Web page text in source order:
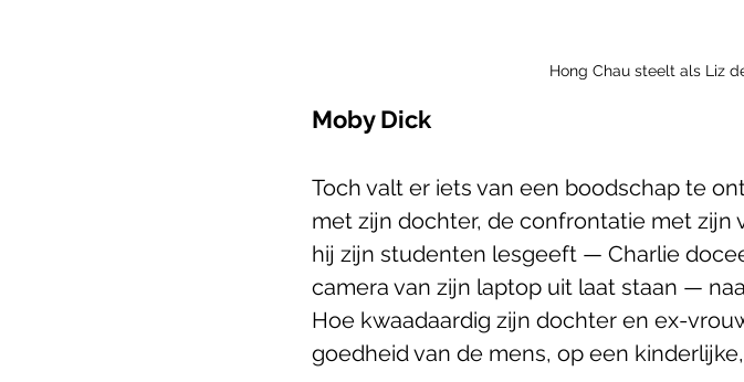
Hong Chau steelt als Liz
Moby Dick
Toch valt er iets van een boodschap te
met zijn dochter, de confrontatie met zijn
hij zijn studenten lesgeeft — Charlie
camera van zijn laptop uit laat staan —
Hoe kwaadaardig zijn dochter en ex-
goedheid van de mens, op een